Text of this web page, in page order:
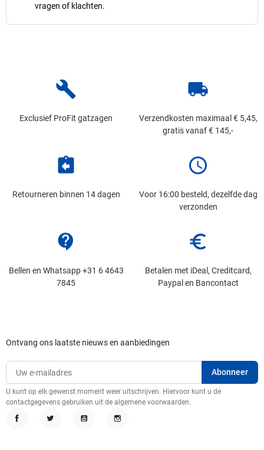
vragen of klachten.
build
Exclusief ProFit gatzagen
local_shipping
Verzendkosten maximaal € 5,45,
gratis vanaf € 145,-
assignment_return
Retourneren binnen 14 dagen
schedule
Voor 16:00 besteld, dezelfde dag
verzonden
contact_support
Bellen en Whatsapp +31 6 4643
7845
euro_symbol
Betalen met iDeal, Creditcard,
Paypal en Bancontact
Ontvang ons laatste nieuws en aanbiedingen
U kunt op elk gewenst moment weer uitschrijven. Hiervoor kunt u de
contactgegevens gebruiken uit de algemene voorwaarden.